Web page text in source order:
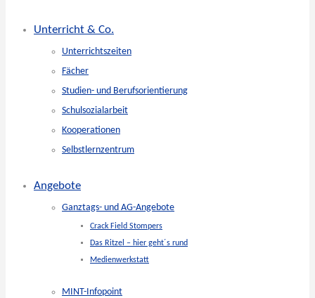
Unterricht & Co.
Unterrichtszeiten
Fächer
Studien- und Berufsorientierung
Schulsozialarbeit
Kooperationen
Selbstlernzentrum
Angebote
Ganztags- und AG-Angebote
Crack Field Stompers
Das Ritzel – hier geht´s rund
Medienwerkstatt
MINT-Infopoint